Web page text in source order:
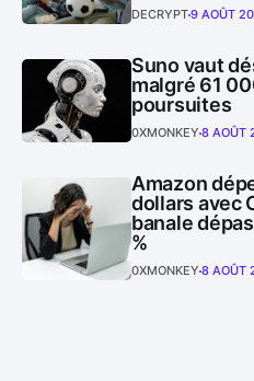
DECRYPT9 AOÛT
Suno vaut
malgré 61
poursuites
0XMONKEY 8 AOÛT
Amazon
dollars avec
banale
%
0XMONKEY 8 AOÛT